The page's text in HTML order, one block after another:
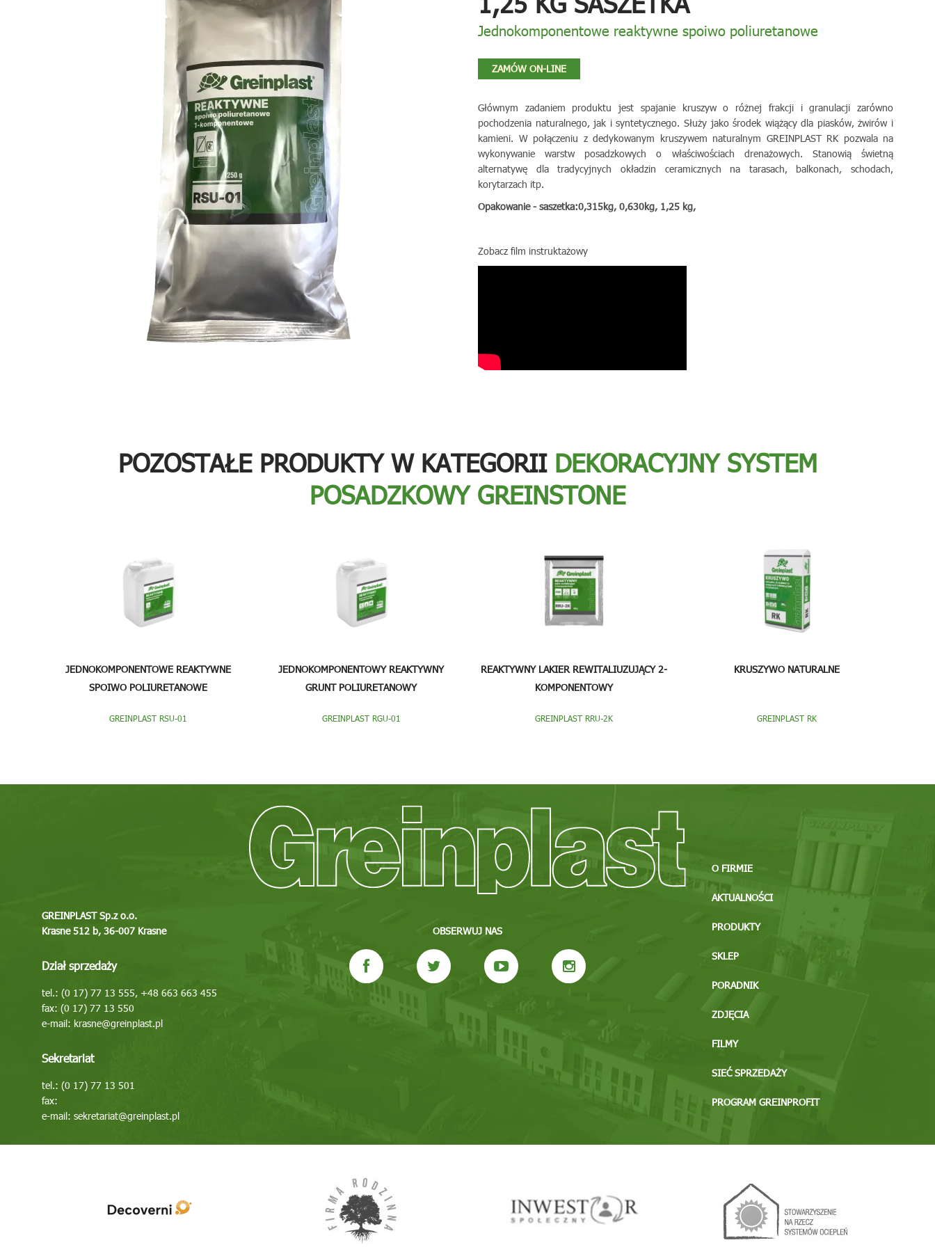
Jednokomponentowe reaktywne spoiwo poliuretanowe
ZAMÓW ON-LINE
Głównym zadaniem produktu jest spajanie kruszyw o różnej frakcji i granulacji zarówno
pochodzenia naturalnego, jak i syntetycznego. Służy jako środek wiążący dla piasków, żwirów i
kamieni. W połączeniu z dedykowanym kruszywem naturalnym GREINPLAST RK pozwala na
wykonywanie warstw posadzkowych o właściwościach drenażowych. Stanowią świetną
alternatywę dla tradycyjnych okładzin ceramicznych na tarasach, balkonach, schodach,
korytarzach itp.
Opakowanie - saszetka:0,315kg, 0,630kg, 1,25 kg,
Zobacz film instruktażowy
POZOSTAŁE PRODUKTY W KATEGORII DEKORACYJNY SYSTEM
POSADZKOWY GREINSTONE
JEDNOKOMPONENTOWE REAKTYWNE
SPOIWO POLIURETANOWE
GREINPLAST RSU-01
JEDNOKOMPONENTOWY REAKTYWNY
GRUNT POLIURETANOWY
GREINPLAST RGU-01
REAKTYWNY LAKIER REWITALIUZUJĄCY 2-
KOMPONENTOWY
GREINPLAST RRU-2K
KRUSZYWO NATURALNE
GREINPLAST RK
GREINPLAST Sp.z o.o.
Krasne 512 b, 36-007 Krasne
Dział sprzedaży
tel.: (0 17) 77 13 555, +48 663 663 455
fax: (0 17) 77 13 550
e-mail: krasne@greinplast.pl
Sekretariat
tel.: (0 17) 77 13 501
fax:
e-mail: sekretariat@greinplast.pl
OBSERWUJ NAS
O FIRMIE
AKTUALNOŚCI
PRODUKTY
SKLEP
PORADNIK
ZDJĘCIA
FILMY
SIEĆ SPRZEDAŻY
PROGRAM GREINPROFIT